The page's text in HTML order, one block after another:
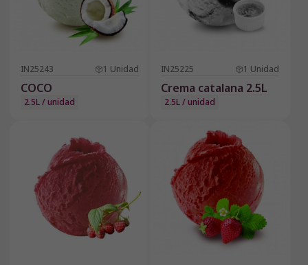
IN25243 1 Unidad
COCO
2.5L / unidad
IN25225 1 Unidad
Crema catalana 2.5L
2.5L / unidad